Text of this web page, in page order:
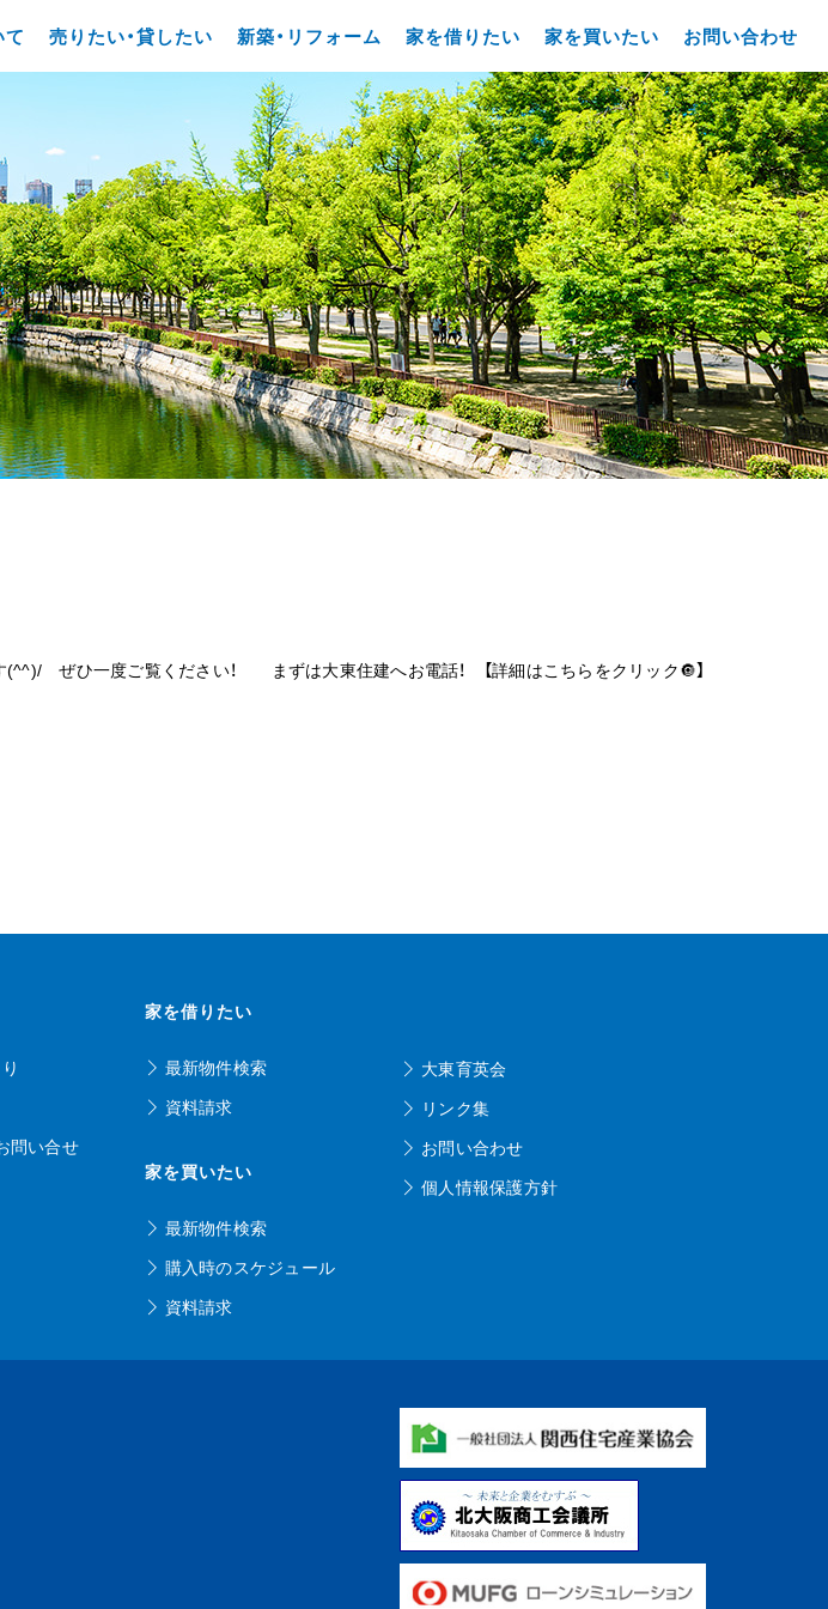
売りたい・貸したい 新築・リフォーム 家を借りたい 家を買いたい お問い合わせ
(^^)/ ぜひ一度ご覧ください！ まずは大東住建へお電話！
【詳細はこちらをクリック🔘】
・リフォーム」承っております !(^^)!
問い合せ
家を借りたい
最新物件検索
資料請求
家を買いたい
最新物件検索
購入時のスケジュール
資料請求
大東育英会
リンク集
お問い合わせ
個人情報保護方針